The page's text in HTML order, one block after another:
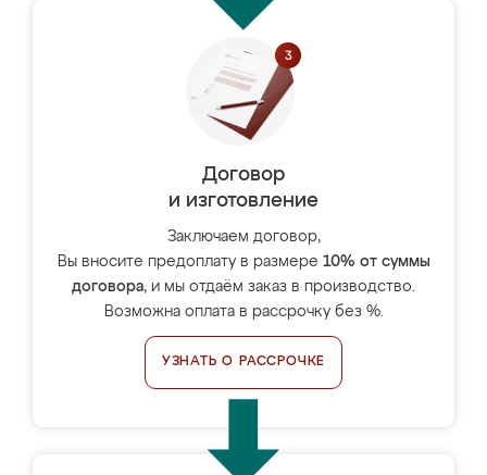
Договор
и изготовление
Заключаем договор,
Вы вносите предоплату в размере 10% от суммы
договора, и мы отдаём заказ в производство.
Возможна оплата в рассрочку без %.
УЗНАТЬ О РАССРОЧКЕ